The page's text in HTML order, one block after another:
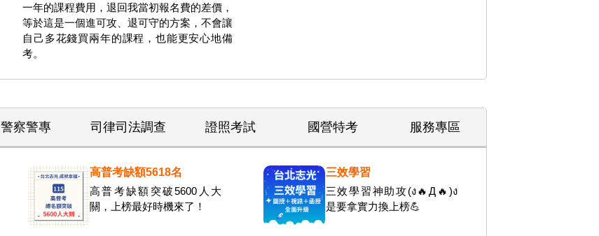
一年的課程費用，退回我當初報名費的差價，
等於這是一個進可攻、退可守的方案，不會讓
自己多花錢買兩年的課程，也能更安心地備
考。
警察警專 司律司法調查 證照考試 國營特考 服務專區
高普考缺額5618名
高普考缺額突破5600人大
關，上榜最好時機來了！
三效學習
三效學習神助攻(ง🔥Д🔥)ง
是要拿實力換上榜💪